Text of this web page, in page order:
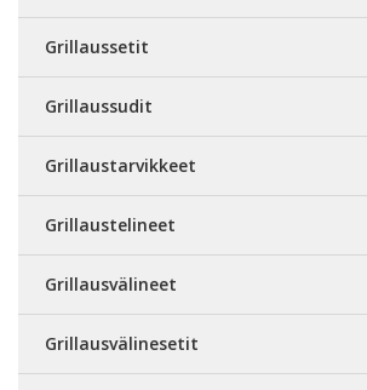
Grillaussetit
Grillaussudit
Grillaustarvikkeet
Grillaustelineet
Grillausvälineet
Grillausvälinesetit